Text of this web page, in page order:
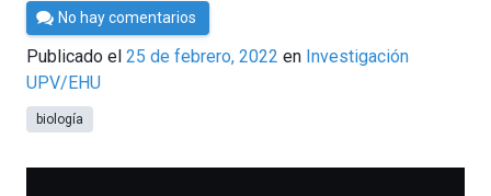
Por
César
Tomé
No hay comentarios
Publicado el 25 de febrero, 2022 en Investigación
UPV/EHU
biología